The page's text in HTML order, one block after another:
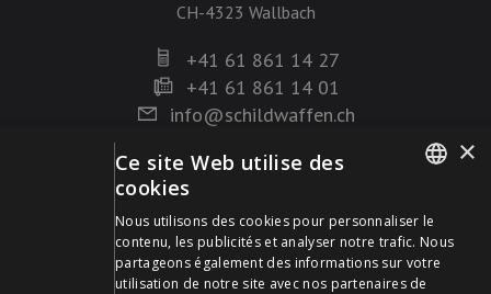
CH-4323 Wallbach
+41 61 861 14 27
+41 61 861 14 01
info@schildwaffen.ch
Mode de paiement
FRENCH
×
Ce site Web utilise des
cookies
Nous utilisons des cookies pour personnaliser le
contenu, les publicités et analyser notre trafic. Nous
partageons également des informations sur votre
utilisation de notre site avec nos partenaires de